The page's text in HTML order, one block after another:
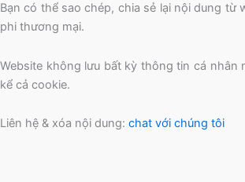
Bạn có thể sao chép, chia sẻ lại nội dung từ
phi thương mại.
Website không lưu bất kỳ thông tin cá nhân
kể cả cookie.
Liên hệ & xóa nội dung: chat với chúng tôi